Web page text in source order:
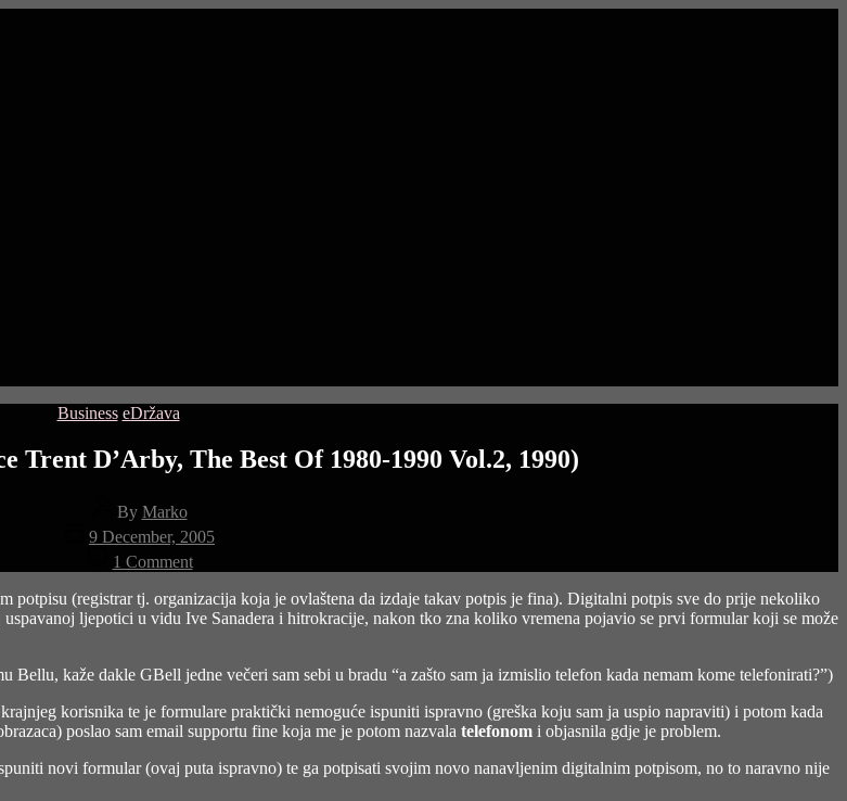
Categories
Business eDržava
Trent D’Arby, The Best Of 1980-1990 Vol.2, 1990)
Post
author
By Marko
Post
date
9 December, 2005
1 Commenton
sign
your
name…
Trent
The
Best
1980-
potpisu (registrar tj. organizacija koja je ovlaštena da izdaje takav potpis je fina). Digitalni potpis sve do prije nekoliko
ljepotici u vidu Ive Sanadera i hitrokracije, nakon tko zna koliko vremena pojavio se prvi formular koji se može
kaže dakle GBell jedne večeri sam sebi u bradu “a zašto sam ja izmislio telefon kada nemam kome telefonirati?”)
korisnika te je formulare praktički nemoguće ispuniti ispravno (greška koju sam ja uspio napraviti) i potom kada
poslao sam email supportu fine koja me je potom nazvala telefonom i objasnila gdje je problem.
novi formular (ovaj puta ispravno) te ga potpisati svojim novo nanavljenim digitalnim potpisom, no to naravno nije